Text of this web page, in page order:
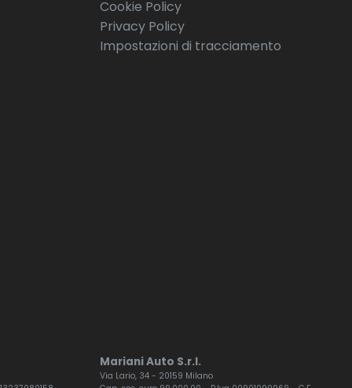
Cookie Policy
Privacy Policy
Impostazioni di tracciamento
Mariani Auto S.r.l.
Via Lario, 34 - 20159 Milano